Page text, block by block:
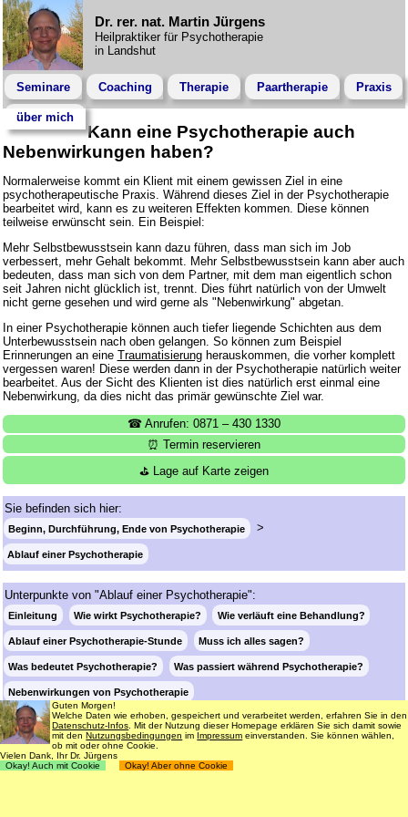
Dr. rer. nat. Martin Jürgens
Heilpraktiker für Psychotherapie
in Landshut
Seminare Coaching Therapie Paartherapie Praxis
über mich
Kann eine Psychotherapie auch
Nebenwirkungen haben?
Normalerweise kommt ein Klient mit einem gewissen Ziel in eine
psychotherapeutische Praxis. Während dieses Ziel in der Psychotherapie
bearbeitet wird, kann es zu weiteren Effekten kommen. Diese können
teilweise erwünscht sein. Ein Beispiel:
Mehr Selbstbewusstsein kann dazu führen, dass man sich im Job
verbessert, mehr Gehalt bekommt. Mehr Selbstbewusstsein kann aber auch
bedeuten, dass man sich von dem Partner, mit dem man eigentlich schon
seit Jahren nicht glücklich ist, trennt. Dies führt natürlich von der Umwelt
nicht gerne gesehen und wird gerne als "Nebenwirkung" abgetan.
In einer Psychotherapie können auch tiefer liegende Schichten aus dem
Unterbewusstsein nach oben gelangen. So können zum Beispiel
Erinnerungen an eine Traumatisierungherauskommen, die vorher komplett
vergessen waren! Diese werden dann in der Psychotherapie natürlich weiter
bearbeitet. Aus der Sicht des Klienten ist dies natürlich erst einmal eine
Nebenwirkung, da dies nicht das primär gewünschte Ziel war.
☎ Anrufen: 0871 – 430 1330
⏰ Termin reservieren
⛳ Lage auf Karte zeigen
Sie befinden sich hier:
Beginn, Durchführung, Ende von Psychotherapie
Ablauf einer Psychotherapie
Unterpunkte von "Ablauf einer Psychotherapie":
Einleitung Wie wirkt Psychotherapie? Wie verläuft eine Behandlung?
Ablauf einer Psychotherapie-Stunde Muss ich alles sagen?
Was bedeutet Psychotherapie? Was passiert während Psychotherapie?
Nebenwirkungen von Psychotherapie
Login Suche
181 Termine frei
Datenschutz
Impressum Nutzungsbedingungen
Guten Morgen!
Welche Daten wie erhoben, gespeichert und verarbeitet werden, erfahren Sie in den
Datenschutz-Infos . Mit der Nutzung dieser Homepage erklären Sie sich damit sowie
mit denNutzungsbedingungen im Impressum einverstanden. Sie können wählen,
ob mit oder ohne Cookie.
Vielen Dank, Ihr Dr. Jürgens
Okay! Auch mit Cookie
Okay! Aber ohne Cookie